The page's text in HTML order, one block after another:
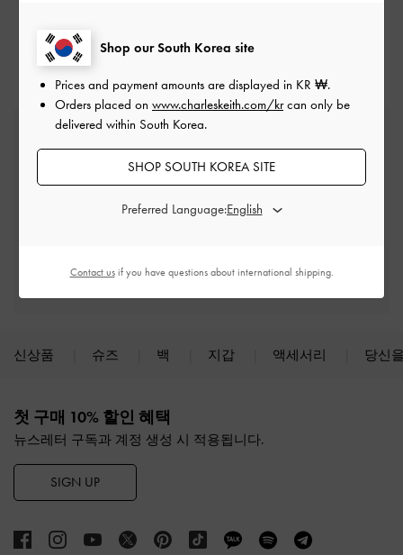
무료 표준 배송
최소 구매 금액 이상 주문 시*
반품 및 교환
프리빌리지 멤버십 자격 조건
신상품 슈즈 백 지갑 액세서리 당신
첫 구매 10% 할인 혜택
뉴스레터 구독과 계정 생성 시 적용됩니다.
SIGN UP
Shop our South Korea site
Prices and payment amounts are displayed in KR ₩.
Orders placed on www.charleskeith.com/krcan only be
delivered within South Korea.
SHOP SOUTH KOREA SITE
Preferred Language:
Contact usif you have questions about international shipping.